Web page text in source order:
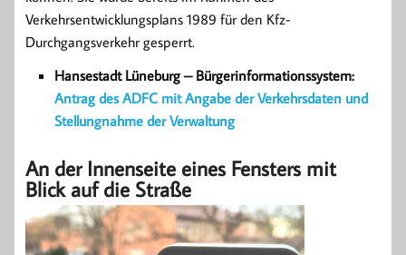
Verkehrsentwicklungsplans 1989 für den Kfz-
Durchgangsverkehr gesperrt.
Hansestadt Lüneburg – Bürgerinformationssystem:
Antrag des ADFC mit Angabe der Verkehrsdaten und
Stellungnahme der Verwaltung
An der Innenseite eines Fensters mit
Blick auf die Straße